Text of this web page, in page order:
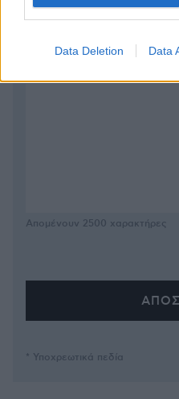
Data Deletion Data
Απομένουν 2500 χαρακτήρες
* Υποχρεωτικά πεδία